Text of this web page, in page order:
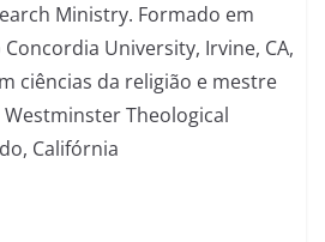
Ministry. Formado em
University, Irvine, CA,
ciências da religião e mestre
Theological
Califórnia